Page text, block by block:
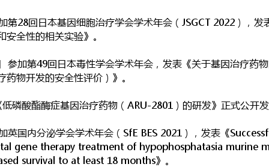
28回日本基因细胞治疗学会学术年会（JSGCT 2022），发
全性的相关实验》。
加第49回日本毒性学会学术年会，发表《关于基因治疗药
物开发的安全性评价）》。
磷酸酯酶症基因治疗药物（ARU-2801）的研发》正式公开
英国内分泌学会学术年会（SfE BES 2021），发表《
gene therapy treatment of hypophosphatasia murine
survival to at least 18 months》。